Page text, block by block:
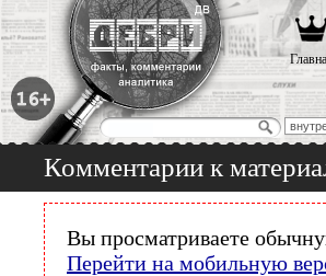
Комментарии к
Вы просматриваете
Перейти на мобильную